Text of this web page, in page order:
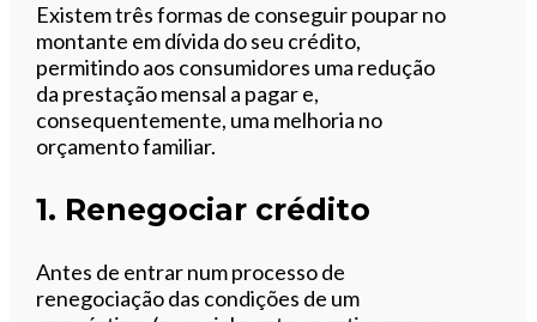
Existem três formas de conseguir poupar no
montante em dívida do seu crédito,
permitindo aos consumidores uma redução
da prestação mensal a pagar e,
consequentemente, uma melhoria no
orçamento familiar.
1. Renegociar crédito
Antes de entrar num processo de
renegociação das condições de um